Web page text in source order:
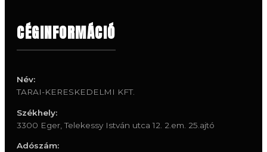
CÉGINFORMÁCIÓ
Név:
TARAI-KERESKEDELMI KFT.
Székhely:
3300 Eger, Telekessy István utca 12. 2.em. 25.ajtó
Adószám: